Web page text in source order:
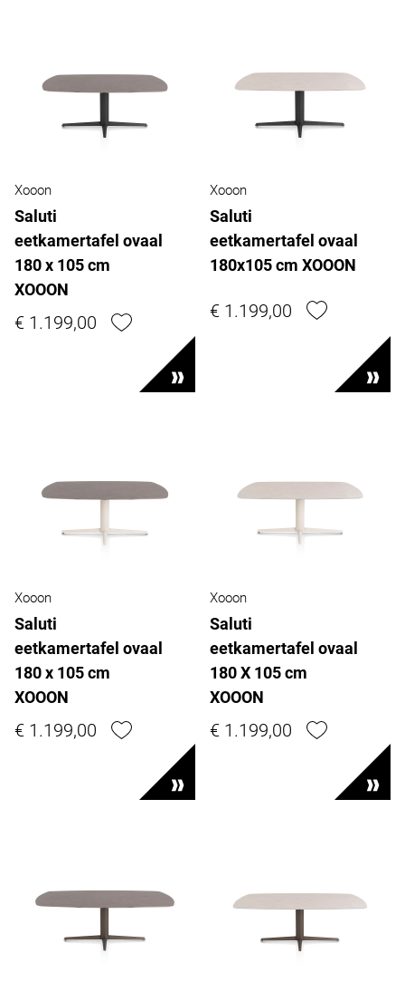
Xooon
Saluti
eetkamertafel ovaal
180 x 105 cm
XOOON
€ 1.199,00
Xooon
Saluti
eetkamertafel ovaal
180x105 cm XOOON
€ 1.199,00
Xooon
Saluti
eetkamertafel ovaal
180 x 105 cm
XOOON
€ 1.199,00
Xooon
Saluti
eetkamertafel ovaal
180 X 105 cm
XOOON
€ 1.199,00